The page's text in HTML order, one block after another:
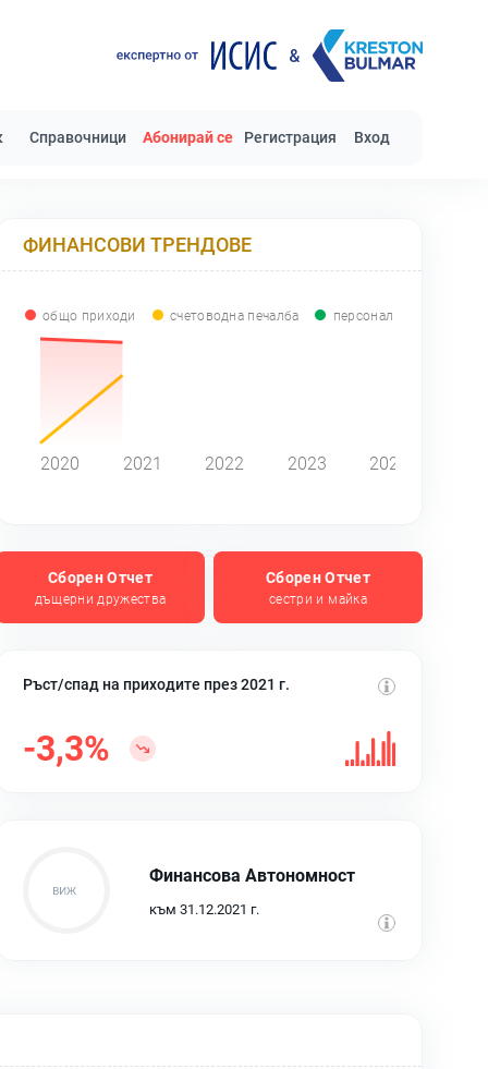
Справочници Абонирай се Регистрация Вход
ФИНАНСОВИ ТРЕНДОВЕ
общо приходи счетоводна печалба персонал
2020 2021 2022 2023 2024
Сборен Отчет
дъщерни дружества
Сборен Отчет
сестри и майка
Ръст/спад на приходите през 2021 г.
-3,3%
Финансова Автономност
към 31.12.2021 г.